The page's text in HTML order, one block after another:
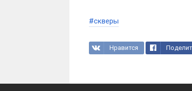
#скверы
Нравится